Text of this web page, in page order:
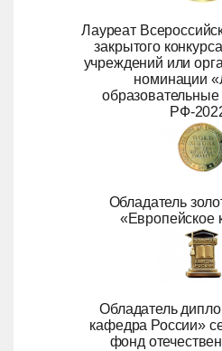
Лауреат
закрытого
учреждений или
номинации
РФ-
Обладатель
«Европейское
Обладатель
кафедра России»
фонд